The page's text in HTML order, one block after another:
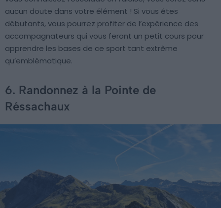
aucun doute dans votre élément ! Si vous êtes
débutants, vous pourrez profiter de l’expérience des
accompagnateurs qui vous feront un petit cours pour
apprendre les bases de ce sport tant extrême
qu’emblématique.
6. Randonnez à la Pointe de
Réssachaux